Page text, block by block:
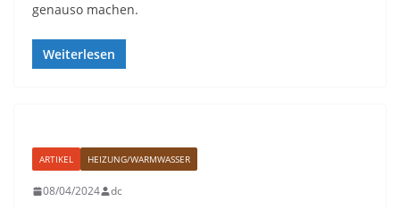
genauso machen.
Weiterlesen
ARTIKEL HEIZUNG/WARMWASSER
08/04/2024 dc